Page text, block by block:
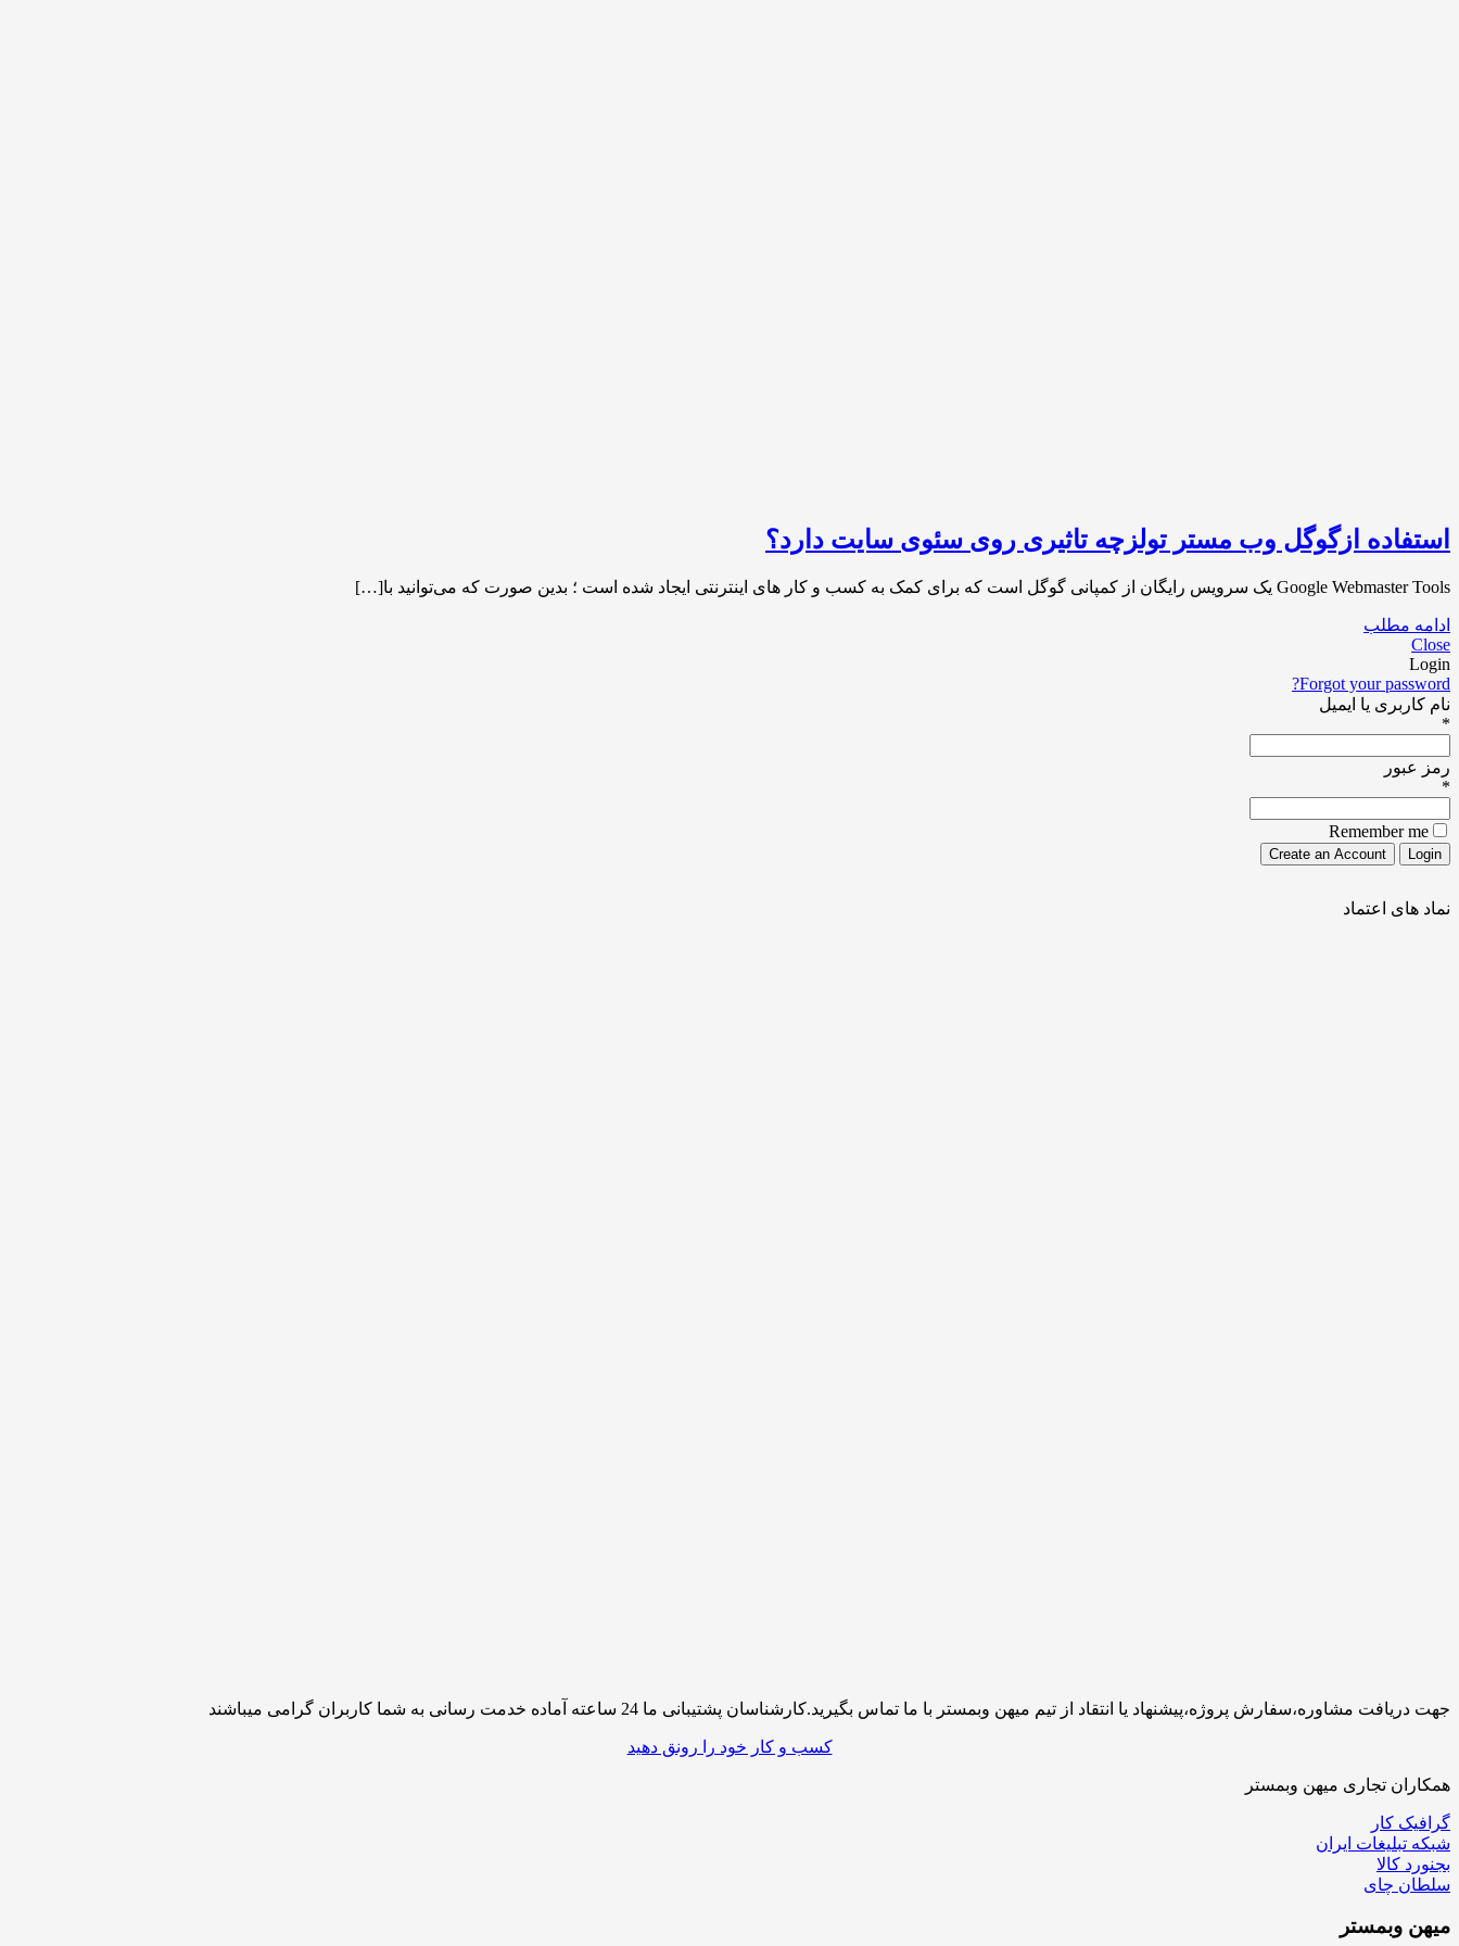
استفاده ازگوگل وب مستر تولزچه تاثیری روی سئوی سایت دارد؟
Google Webmaster Tools یک سرویس رایگان از کمپانی گوگل است که برای کمک به کسب و کار های اینترنتی ایجاد شده است ؛ بدین صورت که می‌توانید با[…]
ادامه مطلب
Close
Login
Forgot your password?
نام کاربری یا ایمیل
*
رمز عبور
*
Remember me
نماد های اعتماد
جهت دریافت مشاوره،سفارش پروژه،پیشنهاد یا انتقاد از تیم میهن وبمستر با ما تماس بگیرید.کارشناسان پشتیبانی ما 24 ساعته آماده خدمت رسانی به شما کاربران گرامی میباشند
کسب و کار خود را رونق دهید
همکاران تجاری میهن وبمستر
گرافیک کار
شبکه تبلیغات ایران
بجنورد کالا
سلطان چای
میهن وبمستر